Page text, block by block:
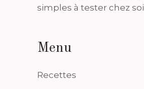
simples à tester chez soi
Menu
Recettes